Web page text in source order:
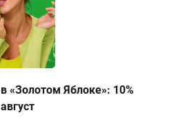
«Золотом Яблоке»: 10%